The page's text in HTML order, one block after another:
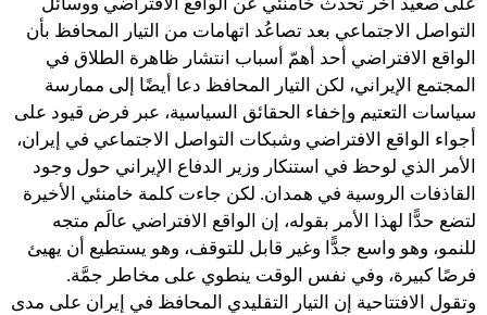
التواصل الاجتماعي بعد تصاعُد اتهامات من التيار المحافظ بأن
الواقع الافتراضي أحد أهمّ أسباب انتشار ظاهرة الطلاق في
المجتمع الإيراني، لكن التيار المحافظ دعا أيضًا إلى ممارسة
سياسات التعتيم وإخفاء الحقائق السياسية، عبر فرض قيود على
أجواء الواقع الافتراضي وشبكات التواصل الاجتماعي في إيران،
الأمر الذي لوحظ في استنكار وزير الدفاع الإيراني حول وجود
القاذفات الروسية في همدان. لكن جاءت كلمة خامنئي الأخيرة
لتضع حدًّا لهذا الأمر بقوله، إن الواقع الافتراضي عالَم متجه
للنمو، وهو واسع جدًّا وغير قابل للتوقف، وهو يستطيع أن يهيئ
فرصًا كبيرة، وفي نفس الوقت ينطوي على مخاطر جمَّة.
وتقول الافتتاحية إن التيار التقليدي المحافظ في إيران على مدى